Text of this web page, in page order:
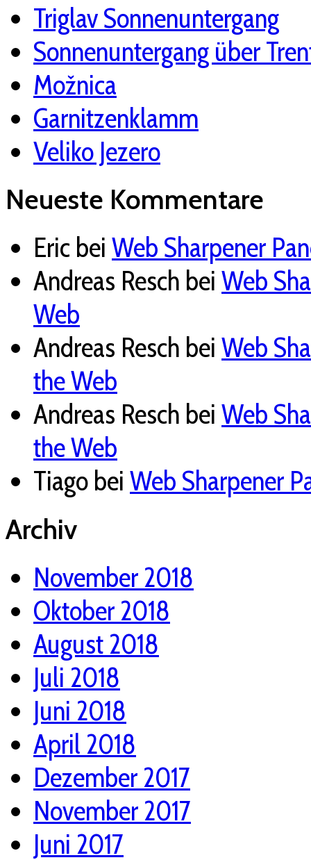
Triglav Sonnenuntergang
Sonnenuntergang über
Možnica
Garnitzenklamm
Veliko Jezero
Neueste Kommentare
Eric bei Web Sharpener
Andreas Resch bei Web
Web
Andreas Resch bei Web
the Web
Andreas Resch bei Web
the Web
Tiago bei Web Sharpener
Archiv
November 2018
Oktober 2018
August 2018
Juli 2018
Juni 2018
April 2018
Dezember 2017
November 2017
Juni 2017